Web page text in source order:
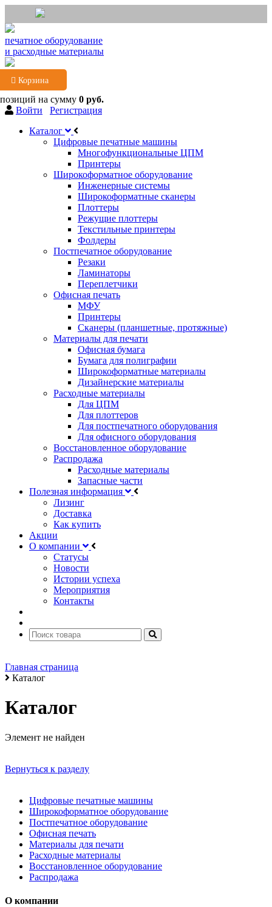
печатное оборудование
и расходные материалы
Корзина
на сумму 0 руб.
Войти
Регистрация
Каталог
Цифровые печатные машины
Многофункциональные ЦПМ
Принтеры
Широкоформатное оборудование
Инженерные системы
Широкоформатные сканеры
Плоттеры
Режущие плоттеры
Текстильные принтеры
Фолдеры
Постпечатное оборудование
Резаки
Ламинаторы
Переплетчики
Офисная печать
МФУ
Принтеры
Сканеры (планшетные, протяжные)
Материалы для печати
Офисная бумага
Бумага для полиграфии
Широкоформатные материалы
Дизайнерские материалы
Расходные материалы
Для ЦПМ
Для плоттеров
Для постпечатного оборудования
Для офисного оборудования
Восстановленное оборудование
Распродажа
Расходные материалы
Запасные части
Полезная информация
Лизинг
Доставка
Как купить
Акции
О компании
Статусы
Новости
Истории успеха
Мероприятия
Контакты
Главная страница
Каталог
Каталог
Элемент не найден
Вернуться к разделу
Цифровые печатные машины
Широкоформатное оборудование
Постпечатное оборудование
Офисная печать
Материалы для печати
Расходные материалы
Восстановленное оборудование
Распродажа
О компании